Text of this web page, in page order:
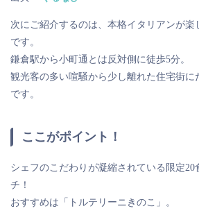
次にご紹介するのは、本格イタリアンが楽
です。
鎌倉駅から小町通とは反対側に徒歩5分。
観光客の多い喧騒から少し離れた住宅街に
です。
ここがポイント！
シェフのこだわりが凝縮されている限定20
チ！
おすすめは「トルテリーニきのこ」。